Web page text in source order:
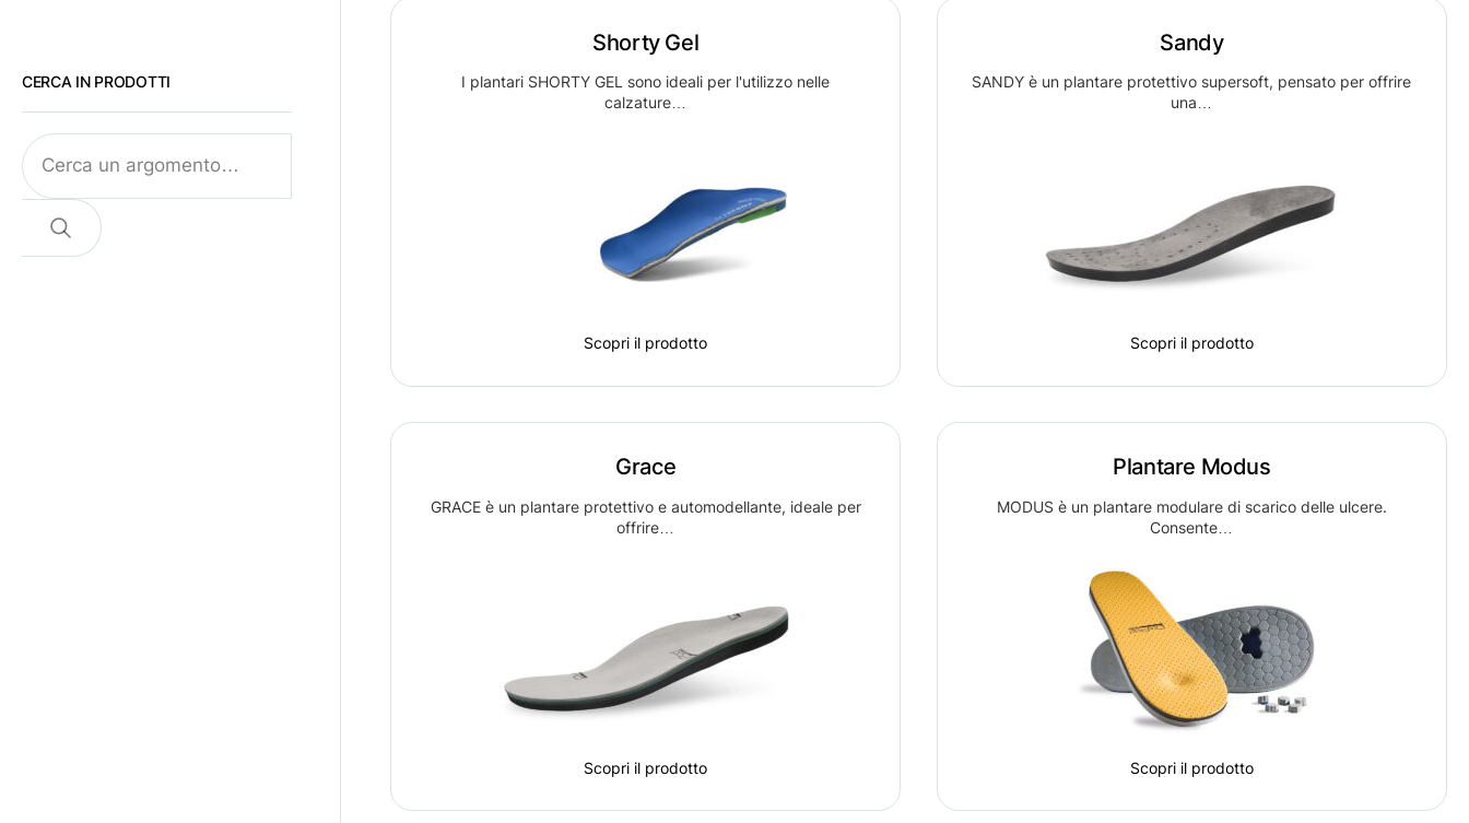
Shorty Gel
I plantari SHORTY GEL sono ideali per l'utilizzo nelle
calzature…
Scopri il prodotto
Sandy
SANDY è un plantare protettivo supersoft, pensato per offrire
una…
Scopri il prodotto
Grace
GRACE è un plantare protettivo e automodellante, ideale per
offrire…
Scopri il prodotto
Plantare Modus
MODUS è un plantare modulare di scarico delle ulcere.
Consente…
Scopri il prodotto
CERCA IN PRODOTTI
Cerca